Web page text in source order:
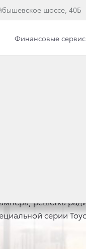
шоссе, 40Б
Финансовые
решетка
серии